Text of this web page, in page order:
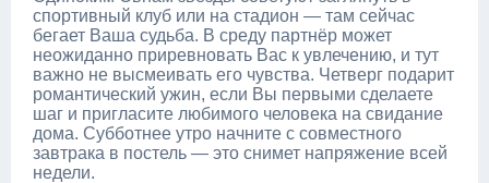
спортивный клуб или на стадион — там сейчас
бегает Ваша судьба. В среду партнёр может
неожиданно приревновать Вас к увлечению, и тут
важно не высмеивать его чувства. Четверг подарит
романтический ужин, если Вы первыми сделаете
шаг и пригласите любимого человека на свидание
дома. Субботнее утро начните с совместного
завтрака в постель — это снимет напряжение всей
недели.